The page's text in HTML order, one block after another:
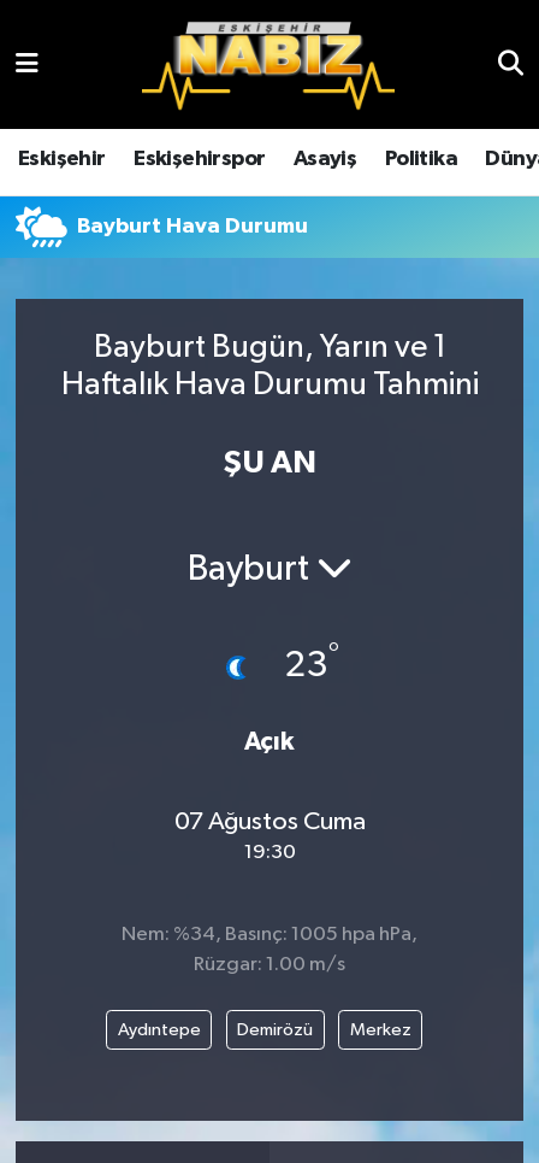
Eskişehir Eskişehirspor Asayiş Politika
Bayburt Hava Durumu
Bayburt Bugün, Yarın ve 1
Haftalık Hava Durumu Tahmini
ŞU AN
Bayburt
23°
Açık
07 Ağustos Cuma
19:30
Nem: %34, Basınç: 1005 hpa hPa,
Rüzgar: 1.00 m/s
Aydıntepe Demirözü Merkez
Çevre
Dünya
Ekonomi
Eskişehir
Yaşam
Eskişehir Hava Durumu
Eskişehir Trafik Yoğunluk Haritası
TFF 3.Lig 4.Grup Puan Durumu ve Fikstür
Son Dakika Haberleri
Haber Arşivi